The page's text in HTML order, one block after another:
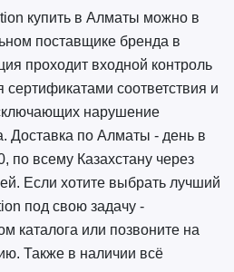
купить в Алматы можно в
поставщике бренда в
проходит входной контроль
сертификатами соответствия и
нарушение
Доставка по Алматы - день в
по всему Казахстану через
Если хотите выбрать лучший
под свою задачу -
каталога или позвоните на
Также в наличии всё